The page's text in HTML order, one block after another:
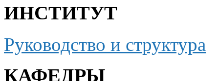
ИНСТИТУТ
Руководство и структура
КАФЕДРЫ